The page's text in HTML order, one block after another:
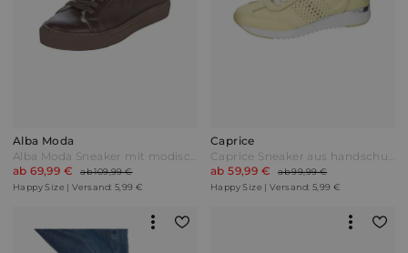
Alba Moda
ab 69,99 €
ab 109,99 €
Happy Size | Versand: 5,99 €
Caprice
ab 59,99 €
ab 99,99 €
Happy Size | Versand: 5,99 €